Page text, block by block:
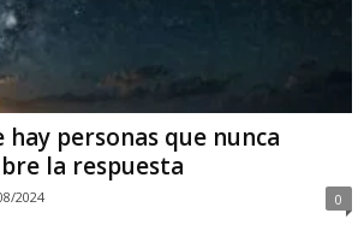
hay personas que nunca
la respuesta
2024 0